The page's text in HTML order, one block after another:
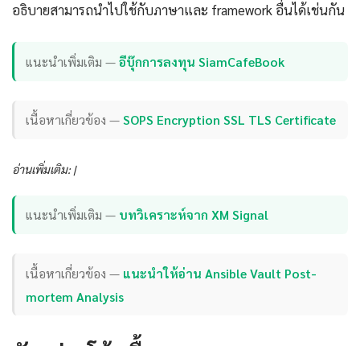
อธิบายสามารถนำไปใช้กับภาษาและ framework อื่นได้เช่นกัน
แนะนำเพิ่มเติม —อีบุ๊กการลงทุน SiamCafeBook
เนื้อหาเกี่ยวข้อง —SOPS Encryption SSL TLS Certificate
อ่านเพิ่มเติม: |
แนะนำเพิ่มเติม — บทวิเคราะห์จาก XM Signal
เนื้อหาเกี่ยวข้อง — แนะนำให้อ่าน Ansible Vault Post-
mortem Analysis